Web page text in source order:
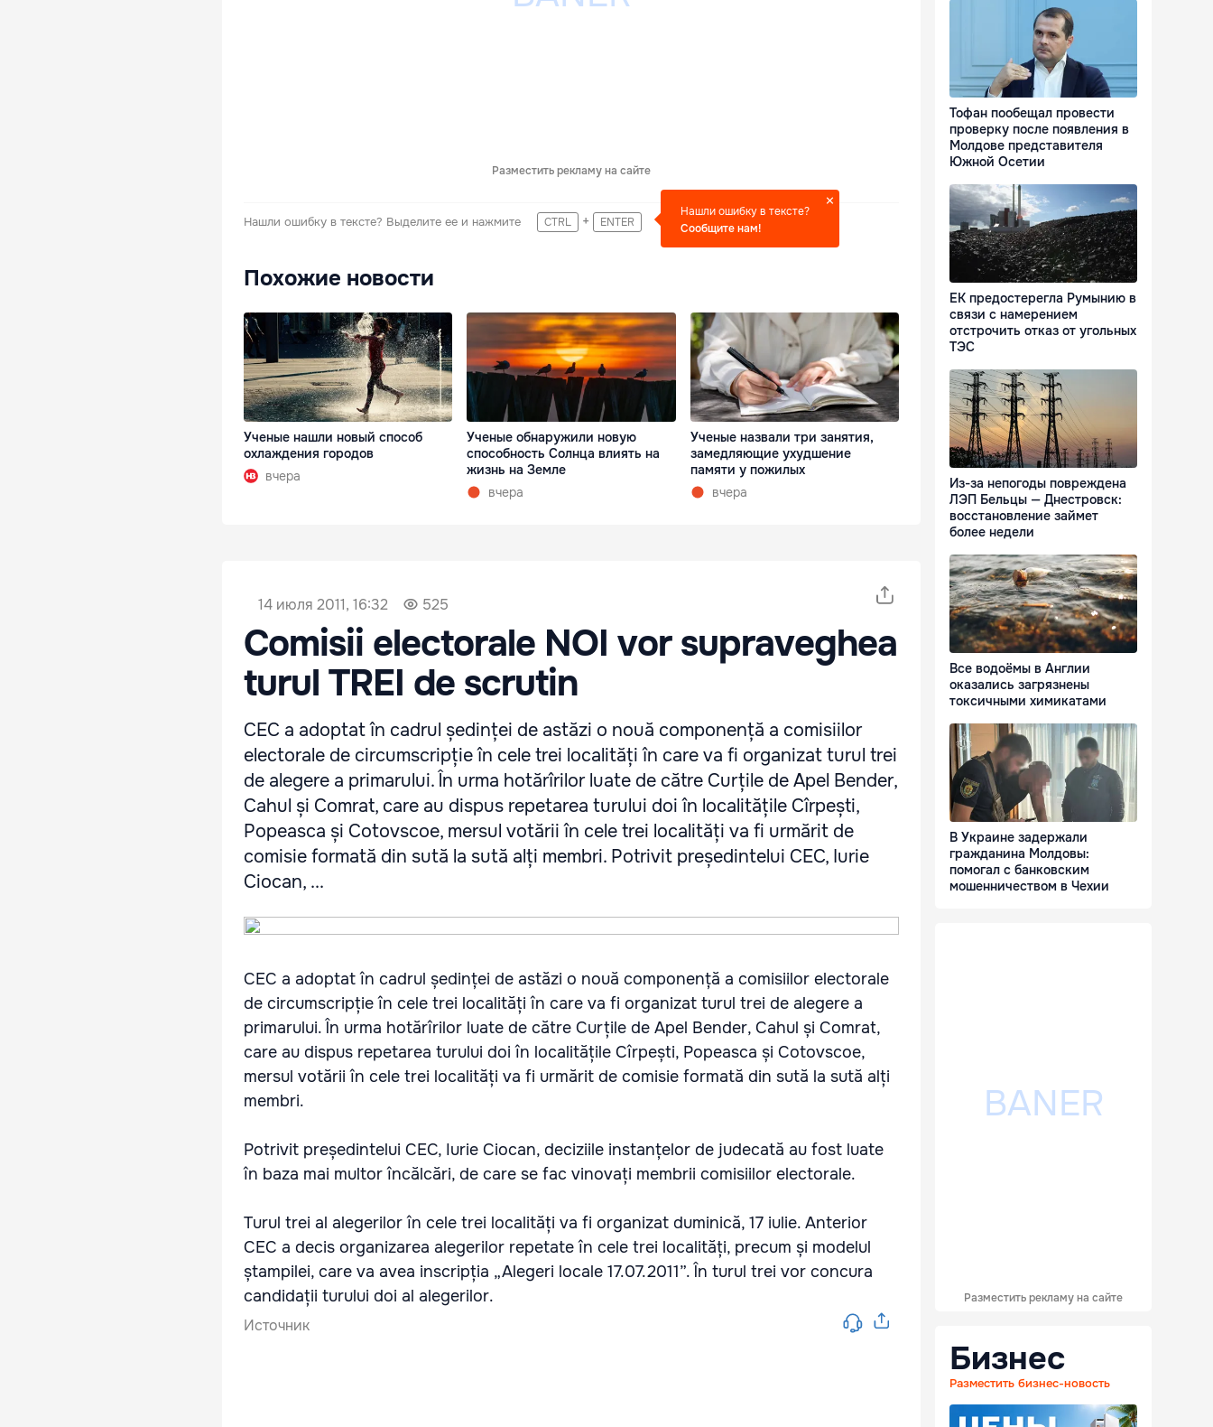
Разместить рекламу на сайте
Нашли ошибку в тексте? Выделите ее и нажмите CTRL + ENTER
Нашли ошибку в тексте?
Сообщите нам!
Похожие новости
Ученые нашли новый способ
охлаждения городов
вчера
Ученые обнаружили новую
способность Солнца влиять на
жизнь на Земле
вчера
Ученые назвали три занятия,
замедляющие ухудшение
памяти у пожилых
вчера
14 июля 2011, 16:32 525
Comisii electorale NOI vor supraveghea
turul TREI de scrutin
CEC a adoptat în cadrul ședinței de astăzi o nouă componență a comisiilor
electorale de circumscripție în cele trei localități în care va fi organizat turul trei
de alegere a primarului. În urma hotărîrilor luate de către Curțile de Apel Bender,
Cahul și Comrat, care au dispus repetarea turului doi în localitățile Cîrpești,
Popeasca și Cotovscoe, mersul votării în cele trei localități va fi urmărit de
comisie formată din sută la sută alți membri. Potrivit președintelui CEC, Iurie
Ciocan, ...
CEC a adoptat în cadrul ședinței de astăzi o nouă componență a comisiilor electorale
de circumscripție în cele trei localități în care va fi organizat turul trei de alegere a
primarului. În urma hotărîrilor luate de către Curțile de Apel Bender, Cahul și Comrat,
care au dispus repetarea turului doi în localitățile Cîrpești, Popeasca și Cotovscoe,
mersul votării în cele trei localități va fi urmărit de comisie formată din sută la sută alți
membri.
Potrivit președintelui CEC, Iurie Ciocan, deciziile instanțelor de judecată au fost luate
în baza mai multor încălcări, de care se fac vinovați membrii comisiilor electorale.
Turul trei al alegerilor în cele trei localități va fi organizat duminică, 17 iulie. Anterior
CEC a decis organizarea alegerilor repetate în cele trei localități, precum și modelul
ștampilei, care va avea inscripția „Alegeri locale 17.07.2011”. În turul trei vor concura
candidații turului doi al alegerilor.
Источник
Тофан пообещал провести
проверку после появления в
Молдове представителя
Южной Осетии
ЕК предостерегла Румынию в
связи с намерением
отстрочить отказ от угольных
ТЭС
Из-за непогоды повреждена
ЛЭП Бельцы — Днестровск:
восстановление займет
более недели
Все водоёмы в Англии
оказались загрязнены
токсичными химикатами
В Украине задержали
гражданина Молдовы:
помогал с банковским
мошенничеством в Чехии
Разместить рекламу на сайте
Бизнес
Разместить бизнес-новость